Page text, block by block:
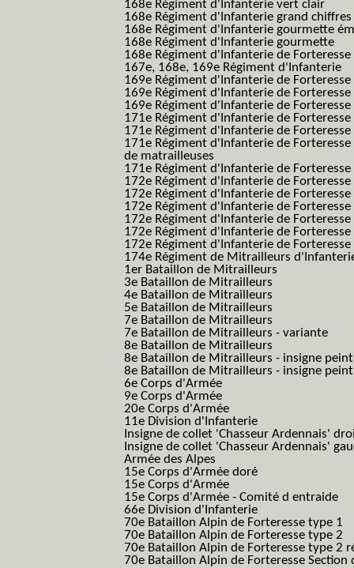
168e Régiment d'Infanterie vert clair
168e Régiment d'Infanterie grand chiffres
168e Régiment d'Infanterie gourmette
168e Régiment d'Infanterie gourmette
168e Régiment d'Infanterie de Forteresse
167e, 168e, 169e Régiment d'Infanterie
169e Régiment d'Infanterie de Forteresse
169e Régiment d'Infanterie de
169e Régiment d'Infanterie de
171e Régiment d'Infanterie de Forteresse
171e Régiment d'Infanterie de
171e Régiment d'Infanterie de
de matrailleuses
171e Régiment d'Infanterie de
172e Régiment d'Infanterie de Forteresse
172e Régiment d'Infanterie de Forteresse
172e Régiment d'Infanterie de
172e Régiment d'Infanterie de
172e Régiment d'Infanterie de
172e Régiment d'Infanterie de
174e Régiment de Mitrailleurs
1er Bataillon de Mitrailleurs
3e Bataillon de Mitrailleurs
4e Bataillon de Mitrailleurs
5e Bataillon de Mitrailleurs
7e Bataillon de Mitrailleurs
7e Bataillon de Mitrailleurs - variante
8e Bataillon de Mitrailleurs
8e Bataillon de Mitrailleurs - insigne peint
8e Bataillon de Mitrailleurs - insigne
6e Corps d'Armée
9e Corps d'Armée
20e Corps d'Armée
11e Division d'Infanterie
Insigne de collet 'Chasseur Ardennais'
Insigne de collet 'Chasseur Ardennais'
Armée des Alpes
15e Corps d'Armée doré
15e Corps d'Armée
15e Corps d'Armée - Comité d entraide
66e Division d'Infanterie
70e Bataillon Alpin de Forteresse type 1
70e Bataillon Alpin de Forteresse type 2
70e Bataillon Alpin de Forteresse type 2
70e Bataillon Alpin de Forteresse